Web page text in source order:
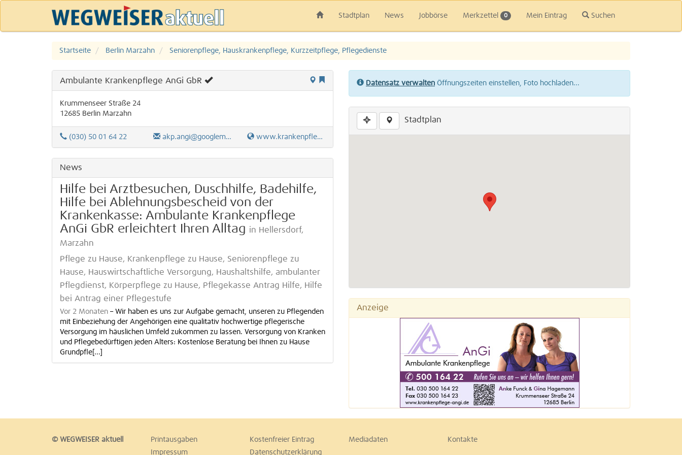
Stadtplan News Jobbörse Merkzettel 0 Mein Eintrag Suchen
Startseite Berlin Marzahn Seniorenpflege, Hauskrankenpflege, Kurzzeitpflege, Pflegedienste
Ambulante Krankenpflege AnGi GbR
Krummenseer Straße 24
12685 Berlin Marzahn
(030) 50 01 64 22 akp.angi@googlemail.com www.krankenpflege-angi.de
News
Hilfe bei Arztbesuchen, Duschhilfe, Badehilfe,
Hilfe bei Ablehnungsbescheid von der
Krankenkasse: Ambulante Krankenpflege
AnGi GbR erleichtert Ihren Alltag in Hellersdorf,
Marzahn
Pflege zu Hause, Krankenpflege zu Hause, Seniorenpflege zu
Hause, Hauswirtschaftliche Versorgung, Haushaltshilfe, ambulanter
Pflegdienst, Körperpflege zu Hause, Pflegekasse Antrag Hilfe, Hilfe
bei Antrag einer Pflegestufe
Vor 2 Monaten – Wir haben es uns zur Aufgabe gemacht, unseren zu Pflegenden
mit Einbeziehung der Angehörigen eine qualitativ hochwertige pflegerische
Versorgung im häuslichen Umfeld zukommen zu lassen. Versorgung von Kranken
und Pflegebedürftigen jeden Alters: Kostenlose Beratung bei Ihnen zu Hause
Grundpfle[...]
Datensatz verwalten Öffnungszeiten einstellen, Foto hochladen...
Stadtplan
Anzeige
© WEGWEISER aktuell Printausgaben Kostenfreier Eintrag Mediadaten
Kontakte
Impressum
Datenschutzerklärung